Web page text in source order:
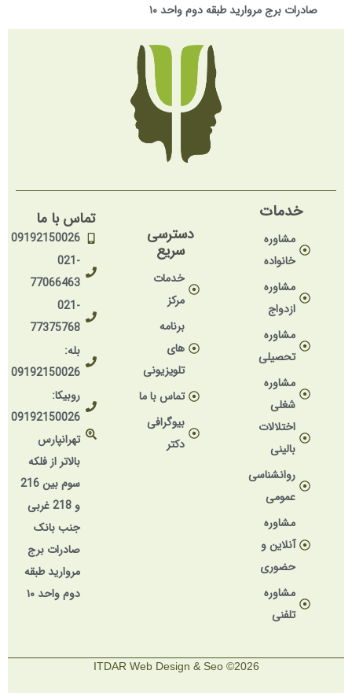
صادرات برج مروارید طبقه دوم واحد ۱۰
خدمات
مشاوره
خانواده
مشاوره
ازدواج
مشاوره
تحصیلی
مشاوره
شغلی
اختلالات
بالینی
روانشناسی
عمومی
مشاوره
آنلاین و
حضوری
مشاوره
تلفنی
دسترسی
سریع
خدمات
مرکز
های
تلویزیونی
تماس با ما
بیوگرافی
دکتر
تماس با ما
09192150026
77066463
77375768
09192150026
روبیکا:
09192150026
تهرانپارس
بالاتر از فلکه
سوم بین 216
و 218 غربی
جنب بانک
صادرات برج
مروارید طبقه
دوم واحد ۱۰